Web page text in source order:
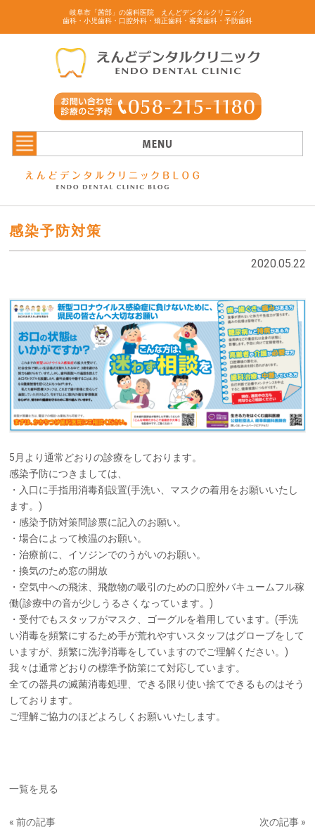
岐阜市「茜部」の歯科医院 えんどデンタルクリニック
歯科・小児歯科・口腔外科・矯正歯科・審美歯科・予防歯科
感染予防対策
2020.05.22
5月より通常どおりの診療をしております。
感染予防につきましては、
・入口に手指用消毒剤設置(手洗い、マスクの着用をお願いいたし
ます。)
・感染予防対策問診票に記入のお願い。
・場合によって検温のお願い。
・治療前に、イソジンでのうがいのお願い。
・換気のため窓の開放
・空気中への飛沫、飛散物の吸引のための口腔外バキュームフル稼
働(診療中の音が少しうるさくなっています。)
・受付でもスタッフがマスク、ゴーグルを着用しています。(手洗
い消毒を頻繁にするため手が荒れやすいスタッフはグローブをして
いますが、頻繁に洗浄消毒をしていますのでご理解ください。)
我々は通常どおりの標準予防策にて対応しています。
全ての器具の滅菌消毒処理、できる限り使い捨てできるものはそう
しております。
ご理解ご協力のほどよろしくお願いいたします。
一覧を見る
« 前の記事 次の記事 »